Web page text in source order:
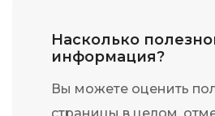
Насколько
информация?
Вы можете оценить